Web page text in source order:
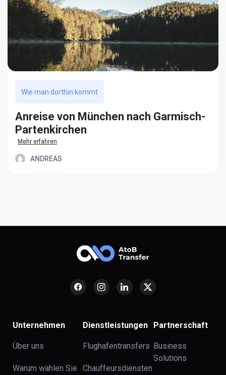
Wie man dorthin kommt
Anreise von München nach Garmisch-
Partenkirchen
Mehr erfahren
ANDREAS
Unternehmen
Über uns
Warum wählen Sie
Dienstleistungen
Flughafentransfers
Chauffeursdiensten
Partnerschaft
Business
Solutions